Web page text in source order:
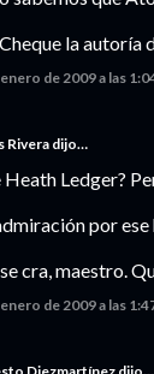
Cheque la autoría
de 2009 a las
Rivera dijo…
Heath Ledger?
por
cra, maestro.
de 2009 a las